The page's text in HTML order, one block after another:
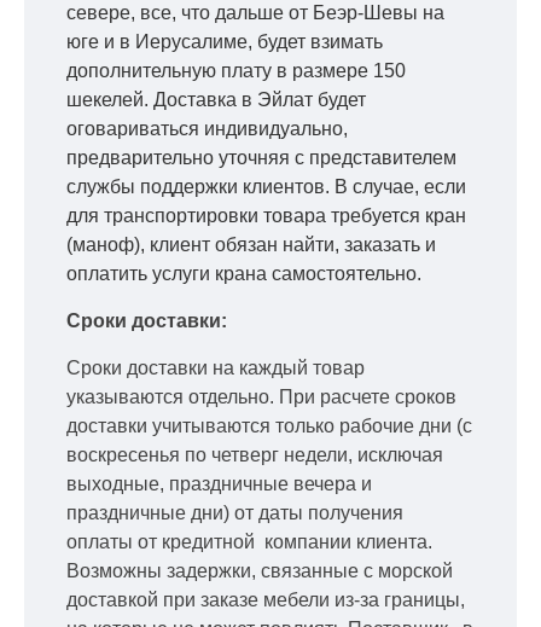
севере, все, что дальше от Беэр-Шевы на
юге и в Иерусалиме, будет взимать
дополнительную плату в размере 150
шекелей. Доставка в Эйлат будет
оговариваться индивидуально,
предварительно уточняя с представителем
службы поддержки клиентов. В случае, если
для транспортировки товара требуется кран
(маноф), клиент обязан найти, заказать и
оплатить услуги крана самостоятельно.
Сроки доставки:
Сроки доставки на каждый товар
указываются отдельно. При расчете сроков
доставки учитываются только рабочие дни (с
воскресенья по четверг недели, исключая
выходные, праздничные вечера и
праздничные дни) от даты получения
оплаты от кредитной компании клиента.
Возможны задержки, связанные с морской
доставкой при заказе мебели из-за границы,